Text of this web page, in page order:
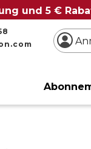
und 5 €